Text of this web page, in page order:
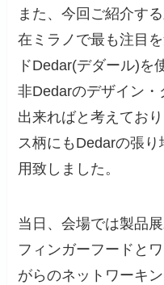
また、今回ご紹介す
在ミラノで最も注目
ドDedar(デダール)を
非Dedarのデザイン・
出来ればと考えてお
ス柄にもDedarの張り
用致しました。
当日、会場では製品
フィンガーフードと
がらのネットワーキ